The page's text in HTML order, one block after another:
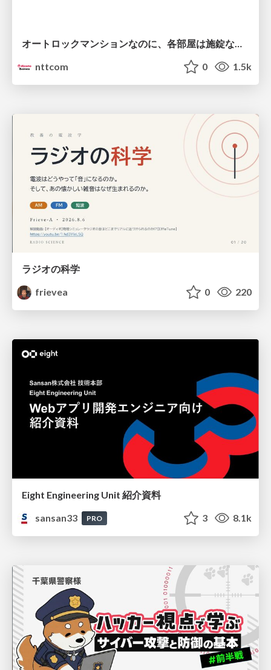
オートロックマンションなのに、各部屋は施錠なし！？ 攻撃者が組織内ネットワークで大暴れする理由 / The Front Door Is Locked, but the Rooms Are Wide Open: Why Attackers Move Freely Inside Enterprise Networks
nttcom
0 1.5k
ラジオの科学
frievea
0 220
Eight Engineering Unit 紹介資料
sansan33
PRO 3 8.1k